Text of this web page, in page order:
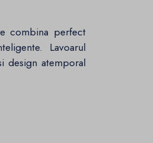
combina perfect
Lavoarul
design atemporal